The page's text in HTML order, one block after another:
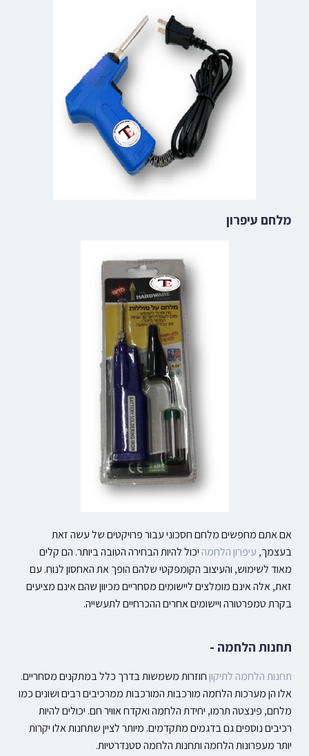
מלחם עיפרון
אם אתם מחפשים מלחם חסכוני עבור פרויקטים של עשה זאת
בעצמך, עיפרון הלחמה יכול להיות הבחירה הטובה ביותר. הם קלים
מאוד לשימוש, והעיצוב הקומפקטי שלהם הופך את האחסון לנוח. עם
זאת, אלה אינם מומלצים ליישומים מסחריים מכיוון שהם אינם מציעים
בקרת טמפרטורה ויישומים אחרים ההכרחיים לתעשייה.
תחנות הלחמה -
תחנות הלחמה לתיקוןחוזרות משמשות בדרך כלל במתקנים מסחריים.
אלו הן מערכות הלחמה מורכבות המורכבות ממרכיבים רבים ושונים כמו
מלחם, פינצטה תרמו, יחידת הלחמה ואקדח אוויר חם. יכולים להיות
רכיבים נוספים גם בדגמים מתקדמים. מיותר לציין שתחנות אלו יקרות
יותר מעפרונות הלחמה ותחנות הלחמה סטנדרטיות.